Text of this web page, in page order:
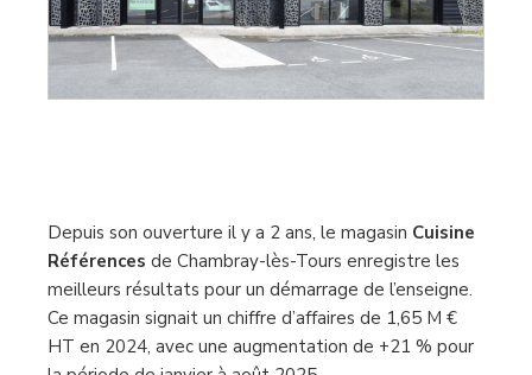
Depuis son ouverture il y a 2 ans, le magasin Cuisine
Références de Chambray-lès-Tours enregistre les
meilleurs résultats pour un démarrage de l’enseigne.
Ce magasin signait un chiffre d’affaires de 1,65 M €
HT en 2024, avec une augmentation de +21 % pour